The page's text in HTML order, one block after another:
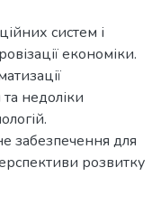
систем і
економіки.
та недоліки
забезпечення для
розвитку